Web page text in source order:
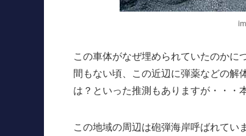
この車体がなぜ埋められていたのか
間もない頃、この近辺に弾薬などの
は？といった推測もありますが・・・
この地域の周辺は砲弾海岸呼ばれて